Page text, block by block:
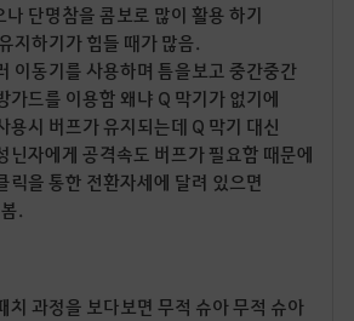
단명참을 콤보로 많이 활용 하기
지하기가 힘들 때가 많음.
이동기를 사용하며 틈을보고 중간중간
가드를 이용함 왜냐 Q 막기가 없기에
용시 버프가 유지되는데 Q 막기 대신
닌자에게 공격속도 버프가 필요함 때문에
릭을 통한 전환자세에 달려 있으면
.
치 과정을 보다보면 무적 슈아 무적 슈아